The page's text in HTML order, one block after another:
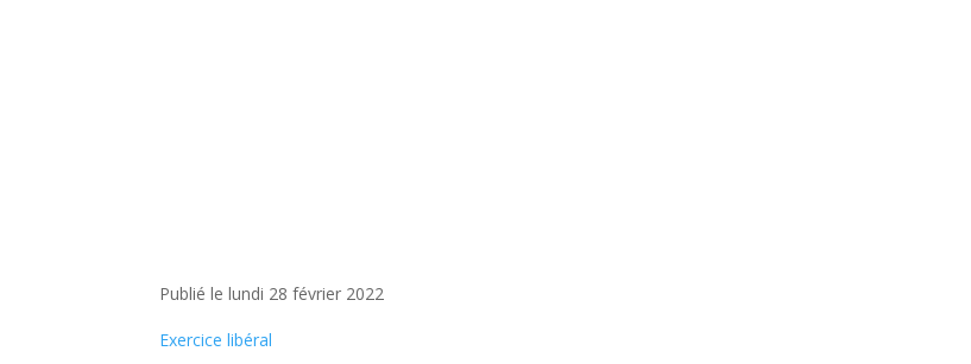
Publié le lundi 28 février 2022
Exercice libéral